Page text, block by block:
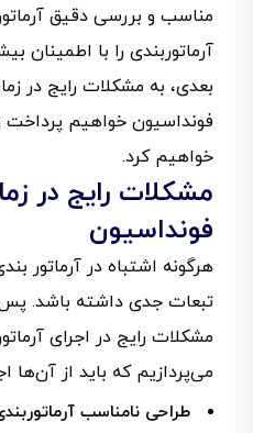
مناسب و بررسی دقیق
آرماتوربندی را با
بعدی، به مشکلات رایج در
فونداسیون خواهیم پرداخت
خواهیم کرد.
مشکلات رایج در
فونداسیون
هرگونه اشتباه در آرماتور
تبعات جدی داشته باشد. پس
مشکلات رایج در اجرای
می‌پردازیم که باید از آن‌ها
طراحی نامناسب